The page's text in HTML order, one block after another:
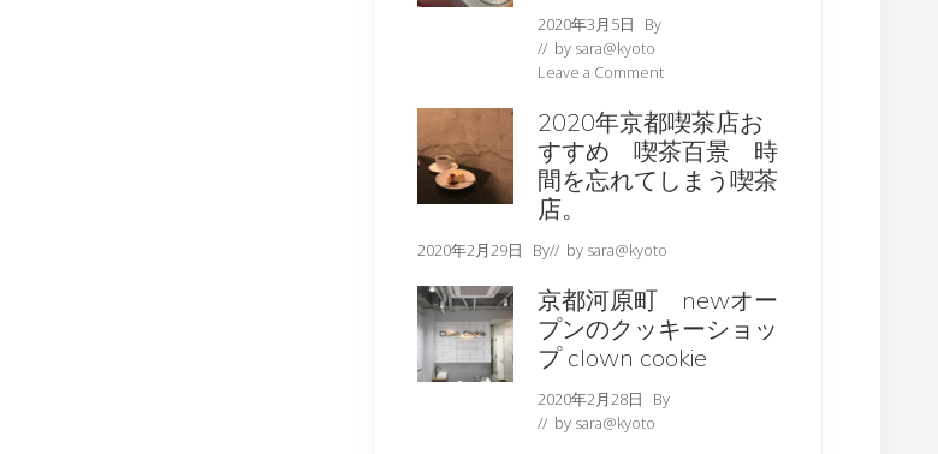
2020年3月5日
By
// by sara@kyoto
Leave a Comment
2020年京都喫茶店お
すすめ 喫茶百景 時
間を忘れてしまう喫茶
店。
2020年2月29日 By// by sara@kyoto
京都河原町 newオー
プンのクッキーショッ
プ clown cookie
2020年2月28日
By
// by sara@kyoto